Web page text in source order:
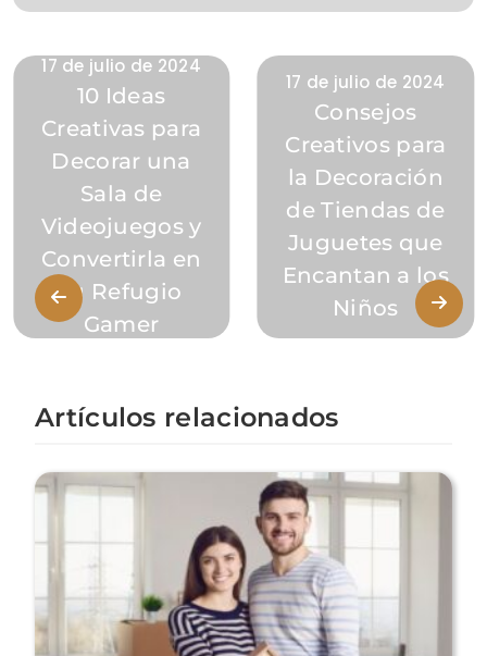
17 de julio de 2024
10 Ideas
Creativas para
Decorar una
Sala de
Videojuegos y
Convertirla en
tu Refugio
Gamer
17 de julio de 2024
Consejos
Creativos para
la Decoración
de Tiendas de
Juguetes que
Encantan a los
Niños
Artículos relacionados